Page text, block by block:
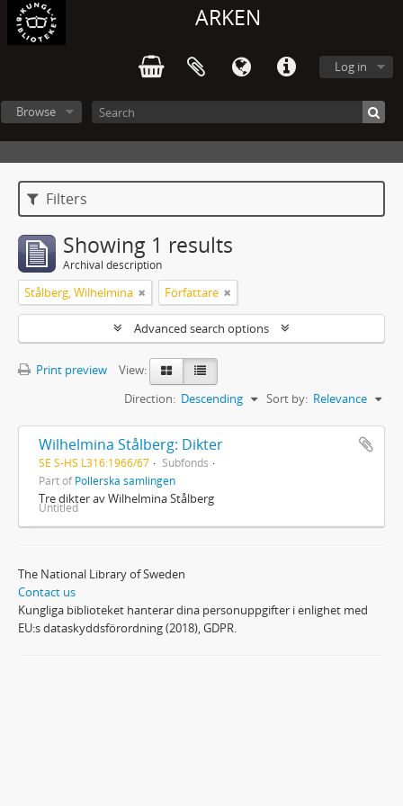
ARKEN
Log in
Browse
Filters
Showing 1 results
Archival description
Stålberg, Wilhelmina Författare
Advanced search options
Print preview
View:
Sort by: Relevance
Direction: Descending
Wilhelmina Stålberg: Dikter
SE S-HS L316:1966/67
Subfonds
Part ofPollerska samlingen
Tre dikter av Wilhelmina Stålberg
Untitled
The National Library of Sweden
Contact us
Kungliga biblioteket hanterar dina personuppgifter i enlighet med
EU:s dataskyddsförordning (2018), GDPR.